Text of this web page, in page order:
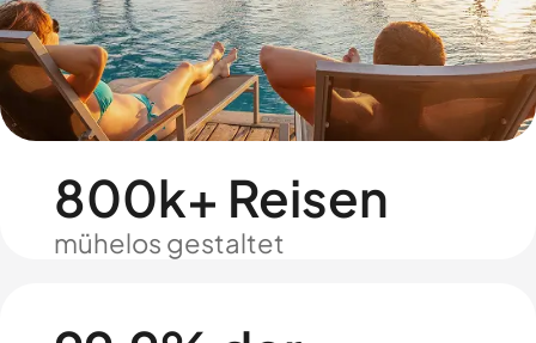
800k+ Reisen
mühelos gestaltet